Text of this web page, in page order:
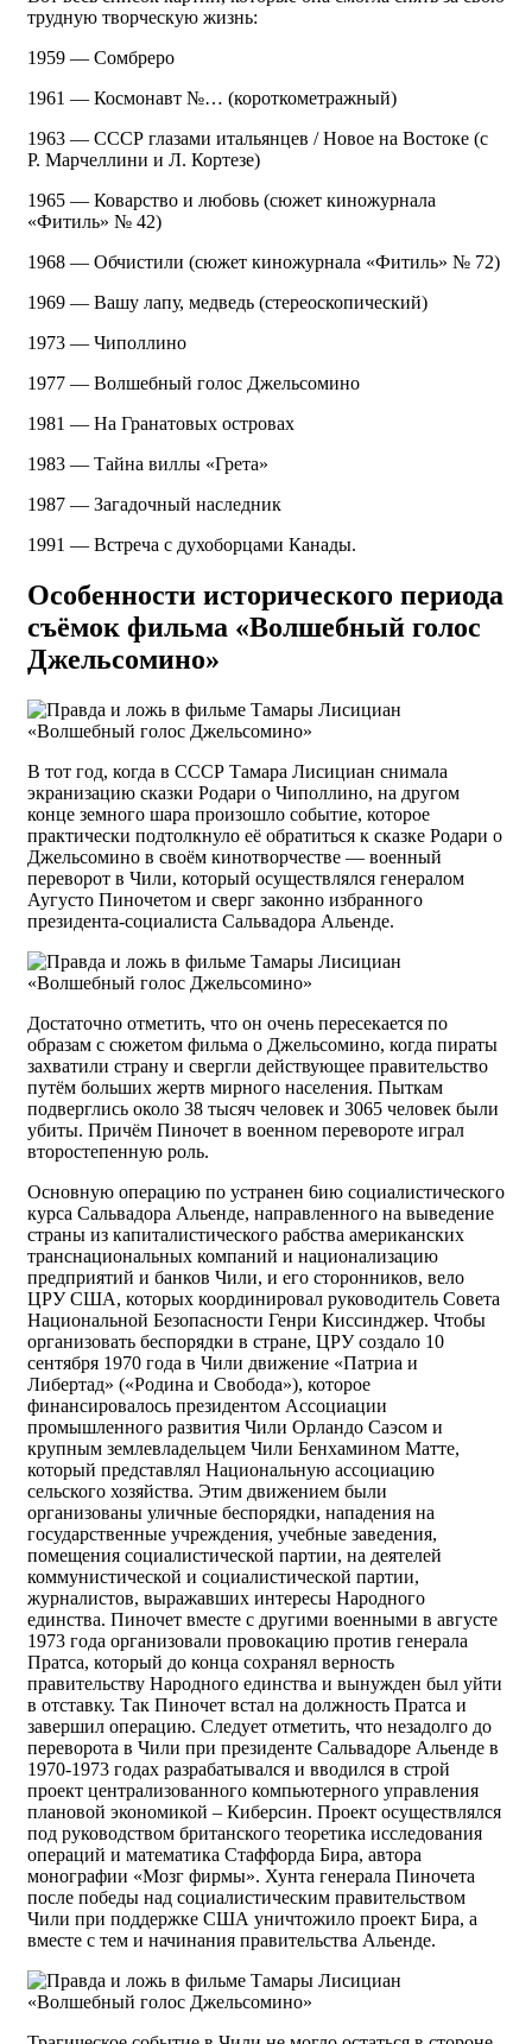
трудную творческую жизнь:
1959 — Сомбреро
1961 — Космонавт №… (короткометражный)
1963 — СССР глазами итальянцев / Новое на Востоке (с
Р. Марчеллини и Л. Кортезе)
1965 — Коварство и любовь (сюжет киножурнала
«Фитиль» № 42)
1968 — Обчистили (сюжет киножурнала «Фитиль» № 72)
1969 — Вашу лапу, медведь (стереоскопический)
1973 — Чиполлино
1977 — Волшебный голос Джельсомино
1981 — На Гранатовых островах
1983 — Тайна виллы «Грета»
1987 — Загадочный наследник
1991 — Встреча с духоборцами Канады.
Особенности исторического периода
съёмок фильма «Волшебный голос
Джельсомино»
В тот год, когда в СССР Тамара Лисициан снимала
экранизацию сказки Родари о Чиполлино, на другом
конце земного шара произошло событие, которое
практически подтолкнуло её обратиться к сказке Родари о
Джельсомино в своём кинотворчестве — военный
переворот в Чили, который осуществлялся генералом
Аугусто Пиночетом и сверг законно избранного
президента-социалиста Сальвадора Альенде.
Достаточно отметить, что он очень пересекается по
образам с сюжетом фильма о Джельсомино, когда пираты
захватили страну и свергли действующее правительство
путём больших жертв мирного населения. Пыткам
подверглись около 38 тысяч человек и 3065 человек были
убиты. Причём Пиночет в военном перевороте играл
второстепенную роль.
Основную операцию по устранен 6ию социалистического
курса Сальвадора Альенде, направленного на выведение
страны из капиталистического рабства американских
транснациональных компаний и национализацию
предприятий и банков Чили, и его сторонников, вело
ЦРУ США, которых координировал руководитель Совета
Национальной Безопасности Генри Киссинджер. Чтобы
организовать беспорядки в стране, ЦРУ создало 10
сентября 1970 года в Чили движение «Патриа и
Либертад» («Родина и Свобода»), которое
финансировалось президентом Ассоциации
промышленного развития Чили Орландо Саэсом и
крупным землевладельцем Чили Бенхамином Матте,
который представлял Национальную ассоциацию
сельского хозяйства. Этим движением были
организованы уличные беспорядки, нападения на
государственные учреждения, учебные заведения,
помещения социалистической партии, на деятелей
коммунистической и социалистической партии,
журналистов, выражавших интересы Народного
единства. Пиночет вместе с другими военными в августе
1973 года организовали провокацию против генерала
Пратса, который до конца сохранял верность
правительству Народного единства и вынужден был уйти
в отставку. Так Пиночет встал на должность Пратса и
завершил операцию. Следует отметить, что незадолго до
переворота в Чили при президенте Сальвадоре Альенде в
1970-1973 годах разрабатывался и вводился в строй
проект централизованного компьютерного управления
плановой экономикой – Киберсин. Проект осуществлялся
под руководством британского теоретика исследования
операций и математика Стаффорда Бира, автора
монографии «Мозг фирмы». Хунта генерала Пиночета
после победы над социалистическим правительством
Чили при поддержке США уничтожило проект Бира, а
вместе с тем и начинания правительства Альенде.